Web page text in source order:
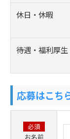
休日・休暇
待遇・福利厚生
応募はこち
必須
お名前